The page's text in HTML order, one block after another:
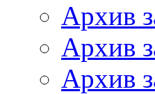
Архив
Архив
Архив